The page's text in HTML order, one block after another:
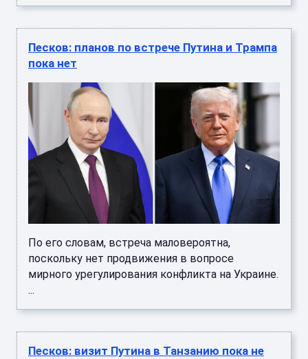
Песков: планов по встрече Путина и Трампа
пока нет
По его словам, встреча маловероятна,
поскольку нет продвижения в вопросе
мирного урегулирования конфликта на Украине.
...
Песков: визит Путина в Танзанию пока не